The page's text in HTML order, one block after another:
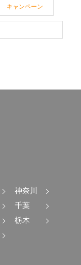
キャンペーン
神奈川
千葉
栃木